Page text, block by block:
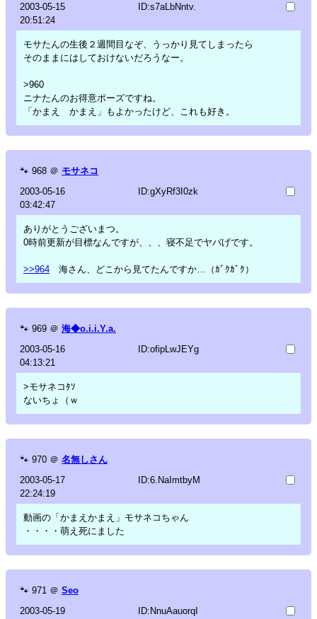
2003-05-15
20:51:24
ID:s7aLbNntv.
モサたんの生後２週間目なぞ、うっかり見てしまったら
そのままにはしておけないだろうなー。
>960
ニナたんのお得意ポーズですね。
「かまえ かまえ」もよかったけど、これも好き。
🐾 968 ＠ モサネコ
2003-05-16
03:42:47
ID:gXyRf3I0zk
ありがとうございまつ。
0時前更新が目標なんですが、、、寝不足でヤバげです。
>>964 海さん、どこから見てたんですか…（ｶﾞｸｶﾞｸ）
🐾 969 ＠ 海◆o.i.i.Y.a.
2003-05-16
04:13:21
ID:ofipLwJEYg
>モサネコﾀｿ
ないちょ（ｗ
🐾 970 ＠ 名無しさん
2003-05-17
22:24:19
ID:6.NaImtbyM
動画の「かまえかまえ」モサネコちゃん
・・・・萌え死にました
🐾 971 ＠ Seo
2003-05-19
ID:NnuAauorqI